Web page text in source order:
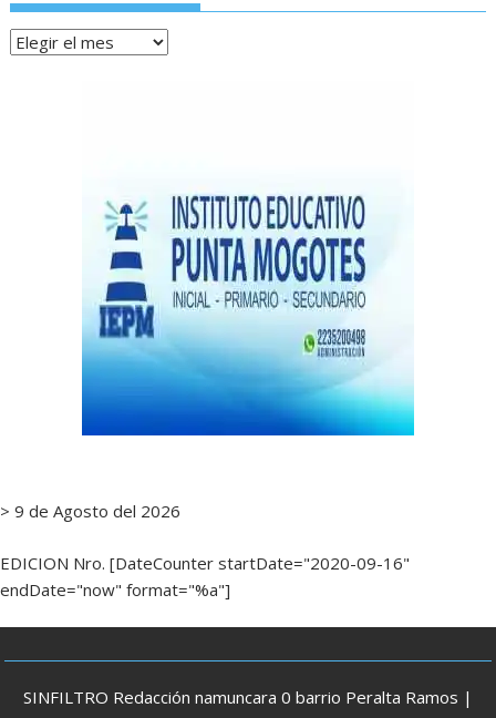
Archivos
> 9 de Agosto del 2026
EDICION Nro. [DateCounter startDate="2020-09-16"
endDate="now" format="%a"]
SINFILTRO Redacción namuncara 0 barrio Peralta Ramos |